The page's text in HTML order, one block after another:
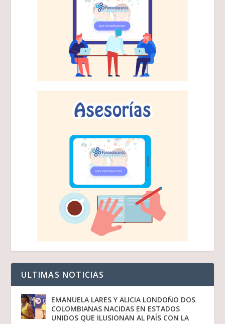
ULTIMAS NOTICIAS
EMANUELA LARES Y ALICIA LONDOÑO DOS
COLOMBIANAS NACIDAS EN ESTADOS
UNIDOS QUE ILUSIONAN AL PAÍS CON LA